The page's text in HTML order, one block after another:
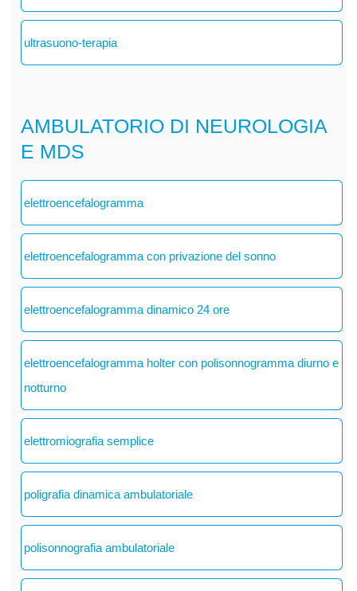
ultrasuono-terapia
AMBULATORIO DI NEUROLOGIA
E MDS
elettroencefalogramma
elettroencefalogramma con privazione del sonno
elettroencefalogramma dinamico 24 ore
elettroencefalogramma holter con polisonnogramma diurno e
notturno
elettromiografia semplice
poligrafia dinamica ambulatoriale
polisonnografia ambulatoriale